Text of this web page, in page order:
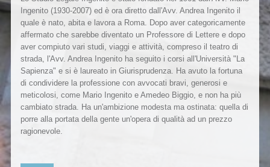
Ingenito (1930-2007) ed è ora diretto dall'Avv. Andrea Ingenito il
quale è nato, abita e lavora a Roma. Dopo aver categoricamente
affermato che sarebbe diventato un Professore di Lettere e dopo
aver compiuto vari studi, viaggi e attività, compreso il teatro di
strada, l'Avv. Andrea Ingenito ha seguito i corsi all'Università "La
Sapienza" e si è laureato in Giurisprudenza. Ha avuto la fortuna
di condividere la professione con avvocati bravi, generosi e
meticolosi, come Mario Ingenito e Amedeo Biggio, e non ha più
cambiato strada. Ha un'ambizione modesta ma ostinata: quella di
porre alla portata della gente un'opera di qualità ad un prezzo
ragionevole.